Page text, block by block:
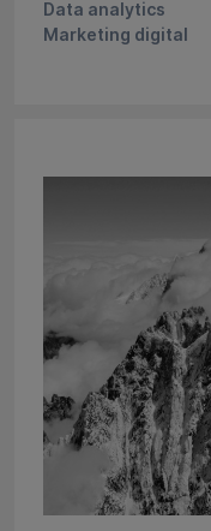
Data analytics
Marketing digital